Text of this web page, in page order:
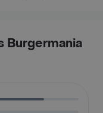
Burgermania